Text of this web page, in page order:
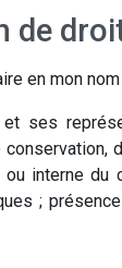
en mon nom
ses
interne du
;